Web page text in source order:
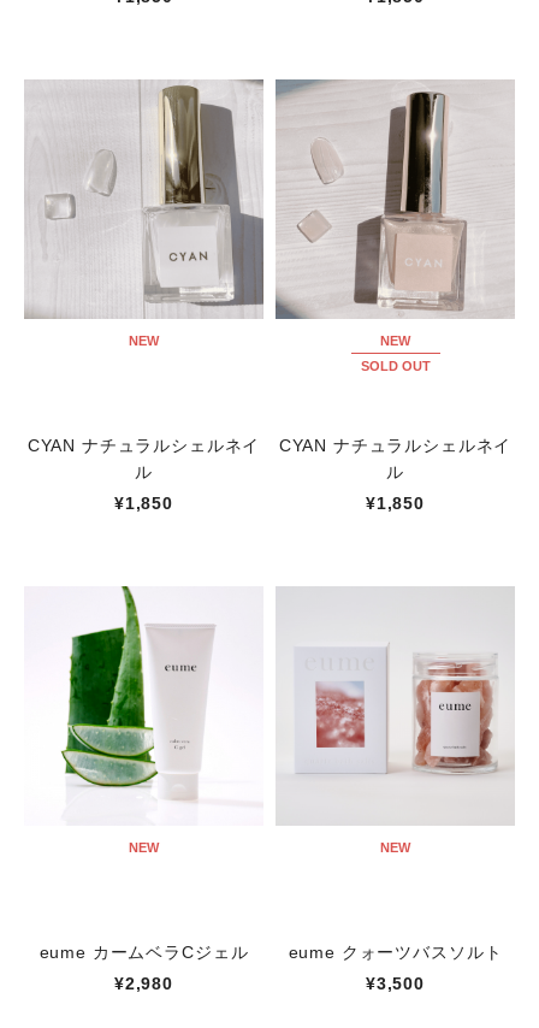
NEW
CYAN ナチュラルシェルネイ
ル
¥1,850
NEW
SOLD OUT
CYAN ナチュラルシェルネイ
ル
¥1,850
NEW
eume カームベラCジェル
¥2,980
NEW
eume クォーツバスソルト
¥3,500